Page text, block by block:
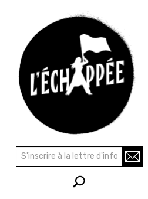
contenu
principal
Rechercher